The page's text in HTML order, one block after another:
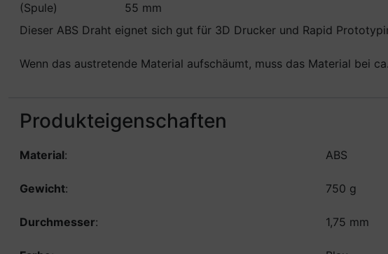
(Spule)
55 mm
Dieser ABS Draht eignet sich gut für 3D Drucker und Rapid
Wenn das austretende Material aufschäumt, muss das Material bei
Produkteigenschaften
Material: ABS
Gewicht: 750 g
Durchmesser: 1,75 mm